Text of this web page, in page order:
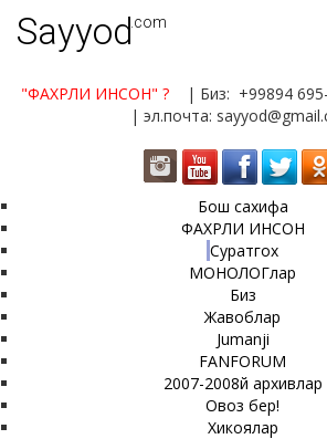
Sayyod.com
"ФАХРЛИ ИНСОН" ?
| Биз: +99894
| эл.почта:
Бош сахифа
ФАХРЛИ ИНСОН
Суратгох
МОНОЛОГлар
Биз
Жавоблар
Jumanji
FANFORUM
2007-2008й архивлар
Овоз бер!
Хикоялар